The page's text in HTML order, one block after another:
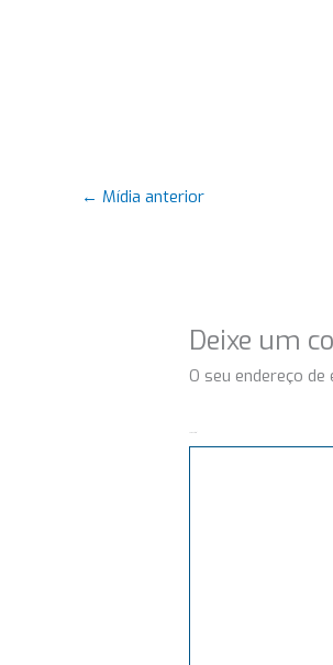
← Mídia anterior
Deixe um
O seu endereço